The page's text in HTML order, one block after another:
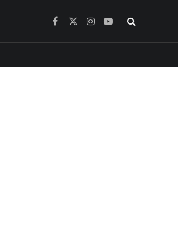
Facebook
X
Instagram
YouTube